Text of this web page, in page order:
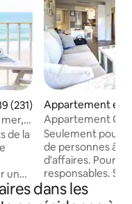
moyenne sur la
(231)
de la
une
tons
Appartement en
⋅ Barcelone
Appartement
inspirations
central et sûr.
Seulement pour
de personnes
d'affaires. Pour
responsables. Si
pour faire la fête,
autre
dans les